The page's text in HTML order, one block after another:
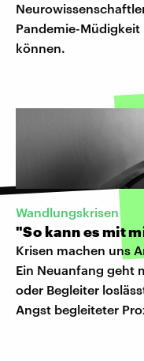
Pandemie-Müdigkeit
können.
Wandlungskrisen
"So kann es mit
Krisen machen uns
Ein Neuanfang geht
oder Begleiter
Angst begleiteter